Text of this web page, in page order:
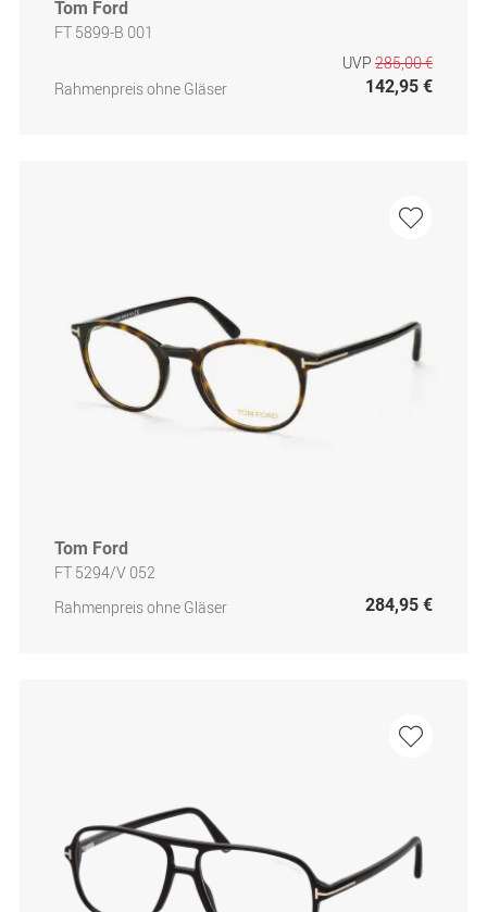
Tom Ford
FT 5899-B 001
Rahmenpreis ohne Gläser
UVP 285,00 €
142,95 €
Tom Ford
FT 5294/V 052
Rahmenpreis ohne Gläser
284,95 €